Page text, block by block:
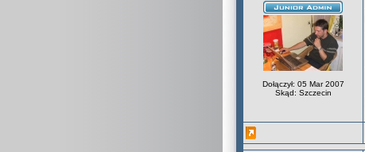
Dołączył: 05 Mar 2007
Skąd: Szczecin